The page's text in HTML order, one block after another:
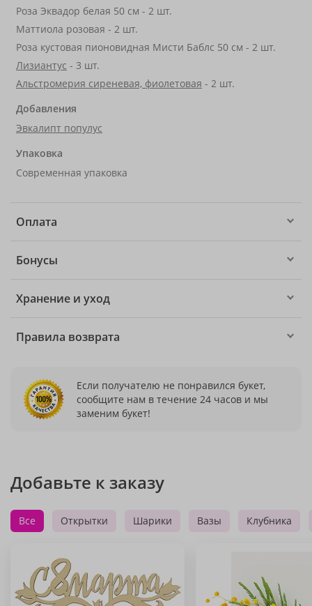
Роза Эквадор белая 50 см - 2 шт.
Маттиола розовая - 2 шт.
Роза кустовая пионовидная Мисти Баблс 50 см - 2 шт.
Лизиантус - 3 шт.
Альстромерия сиреневая, фиолетовая - 2 шт.
Добавления
Эвкалипт популус
Упаковка
Современная упаковка
Оплата
Бонусы
Хранение и уход
Правила возврата
Если получателю не понравился букет,
сообщите нам в течение 24 часов и мы
заменим букет!
Добавьте к заказу
Все Открытки Шарики Вазы Клубника